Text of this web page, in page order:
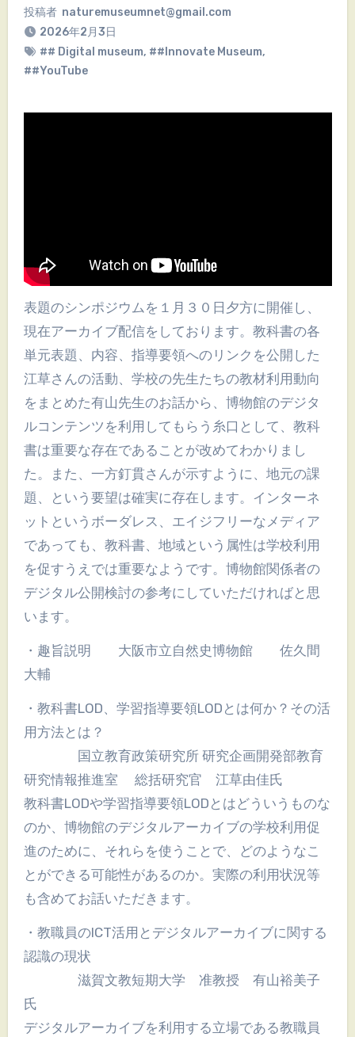
投稿者 naturemuseumnet@gmail.com
2026年2月3日
## Digital museum, ##Innovate Museum,
##YouTube
表題のシンポジウムを１月３０日夕方に開催し、
現在アーカイブ配信をしております。教科書の各
単元表題、内容、指導要領へのリンクを公開した
江草さんの活動、学校の先生たちの教材利用動向
をまとめた有山先生のお話から、博物館のデジタ
ルコンテンツを利用してもらう糸口として、教科
書は重要な存在であることが改めてわかりまし
た。また、一方釘貫さんが示すように、地元の課
題、という要望は確実に存在します。インターネ
ットというボーダレス、エイジフリーなメディア
であっても、教科書、地域という属性は学校利用
を促すうえでは重要なようです。博物館関係者の
デジタル公開検討の参考にしていただければと思
います。
・趣旨説明 大阪市立自然史博物館 佐久間
大輔
・教科書LOD、学習指導要領LODとは何か？その活
用方法とは？
国立教育政策研究所 研究企画開発部教育
研究情報推進室 総括研究官 江草由佳氏
教科書LODや学習指導要領LODとはどういうものな
のか、博物館のデジタルアーカイブの学校利用促
進のために、それらを使うことで、どのようなこ
とができる可能性があるのか。実際の利用状況等
も含めてお話いただきます。
・教職員のICT活用とデジタルアーカイブに関する
認識の現状
滋賀文教短期大学 准教授 有山裕美子
氏
デジタルアーカイブを利用する立場である教職員